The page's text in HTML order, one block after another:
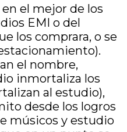
el mejor de los
EMI o del
los comprara, o se
el nombre,
inmortaliza los
al estudio),
desde los logros
músicos y estudio